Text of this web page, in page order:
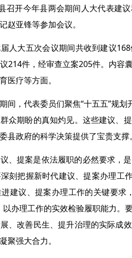
召开今年县两会期间人大代表建
赵亚锋等参加会议。
人大五次会议期间共收到建议
214件，经审查立案205件。内容
医疗等方面。
间，代表委员们聚焦“十五五”规
众期盼的真知灼见。这些建议、
县政府的科学决策提供了宝贵支撑。
、提案是依法履职的必然要求，
刻把握新时代建议、提案办理工
建议、提案办理工作的关键要求
办理工作的实效检验履职能力。
、改善民生、提升治理的实际成
聚强大合力。